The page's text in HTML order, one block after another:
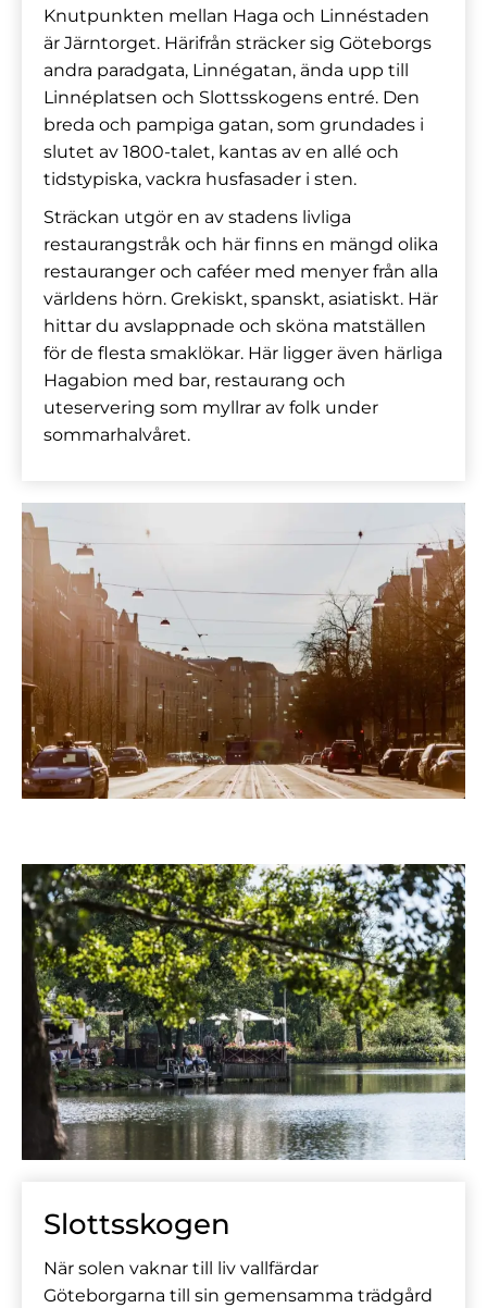
Knutpunkten mellan Haga och Linnéstaden
är Järntorget. Härifrån sträcker sig Göteborgs
andra paradgata, Linnégatan, ända upp till
Linnéplatsen och Slottsskogens entré. Den
breda och pampiga gatan, som grundades i
slutet av 1800-talet, kantas av en allé och
tidstypiska, vackra husfasader i sten.
Sträckan utgör en av stadens livliga
restaurangstråk och här finns en mängd olika
restauranger och caféer med menyer från alla
världens hörn. Grekiskt, spanskt, asiatiskt. Här
hittar du avslappnade och sköna matställen
för de flesta smaklökar. Här ligger även härliga
Hagabion med bar, restaurang och
uteservering som myllrar av folk under
sommarhalvåret.
Slottsskogen
När solen vaknar till liv vallfärdar
Göteborgarna till sin gemensamma trädgård